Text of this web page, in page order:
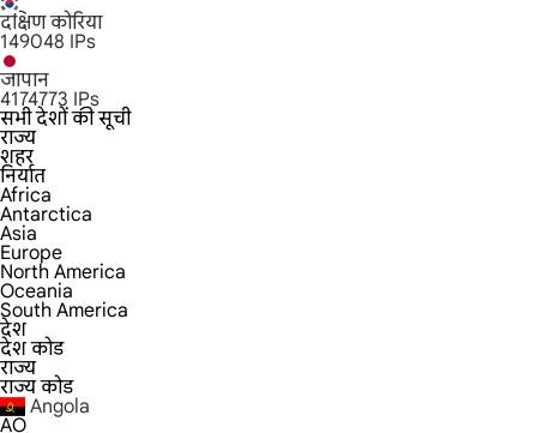
दक्षिण कोरिया
149048 IPs
जापान
4174773 IPs
सभी देशों की सूची
राज्य
शहर
निर्यात
Africa
Antarctica
Asia
Europe
North America
Oceania
South America
देश
देश कोड
राज्य
राज्य कोड
Angola
AO